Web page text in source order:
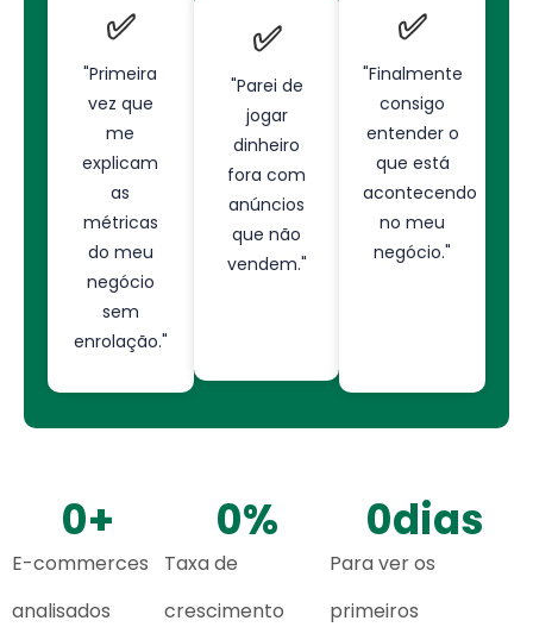
✅
"Primeira
vez que
me
explicam
as
métricas
do meu
negócio
sem
enrolação."
✅
"Parei de
jogar
dinheiro
fora com
anúncios
que não
vendem."
✅
"Finalmente
consigo
entender o
que está
acontecendo
no meu
negócio."
E-commerces
analisados
0+
Taxa de
crescimento
0%
Para ver os
primeiros
0dias